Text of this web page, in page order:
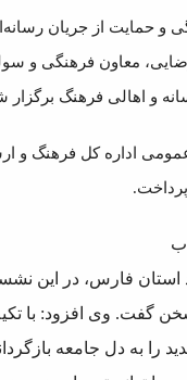
و حمایت از جریان
معاون فرهنگی و
و اهالی فرهنگ برگزار
عمومی اداره کل فرهنگ
فارس، در این
سخن گفت. وی افزود: با
را به دل جامعه